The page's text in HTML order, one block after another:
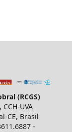
(RCGS)
UVA
CE, Brasil
-